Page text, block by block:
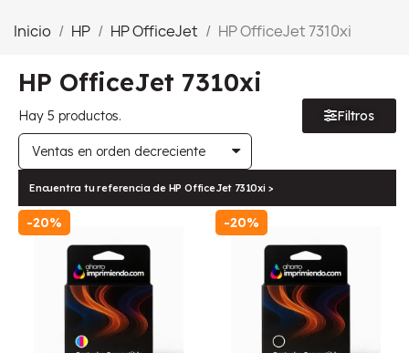
Inicio HP HP OfficeJet HP OfficeJet 7310xi
HP OfficeJet 7310xi
Hay 5 productos. Filtros
Encuentra tu referencia de HP OfficeJet 7310xi >
-20% -20%